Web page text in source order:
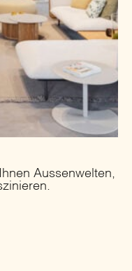
Aussenwelten,